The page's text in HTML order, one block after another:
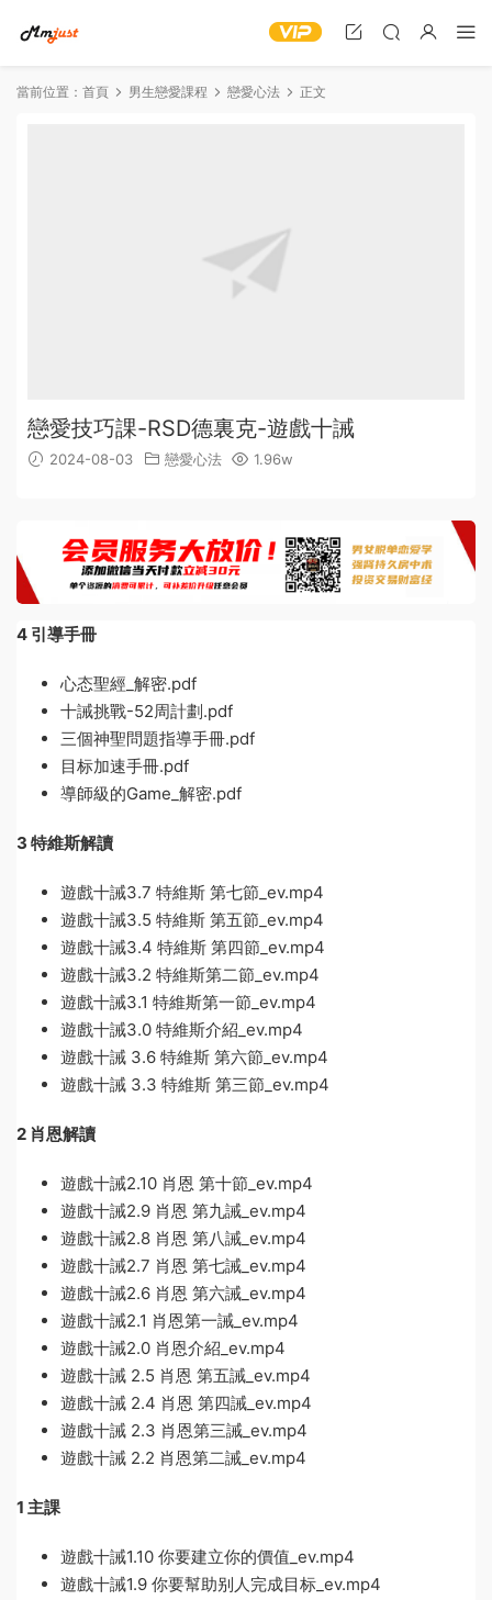
當前位置： 首頁 男生戀愛課程 戀愛心法 正文
戀愛技巧課-RSD德裏克-遊戲十誡
2024-08-03 戀愛心法 1.96w
4 引導手冊
心态聖經_解密.pdf
十誡挑戰-52周計劃.pdf
三個神聖問題指導手冊.pdf
目标加速手冊.pdf
導師級的Game_解密.pdf
3 特維斯解讀
遊戲十誡3.7 特維斯 第七節_ev.mp4
遊戲十誡3.5 特維斯 第五節_ev.mp4
遊戲十誡3.4 特維斯 第四節_ev.mp4
遊戲十誡3.2 特維斯第二節_ev.mp4
遊戲十誡3.1 特維斯第一節_ev.mp4
遊戲十誡3.0 特維斯介紹_ev.mp4
遊戲十誡 3.6 特維斯 第六節_ev.mp4
遊戲十誡 3.3 特維斯 第三節_ev.mp4
2 肖恩解讀
遊戲十誡2.10 肖恩 第十節_ev.mp4
遊戲十誡2.9 肖恩 第九誡_ev.mp4
遊戲十誡2.8 肖恩 第八誡_ev.mp4
遊戲十誡2.7 肖恩 第七誡_ev.mp4
遊戲十誡2.6 肖恩 第六誡_ev.mp4
遊戲十誡2.1 肖恩第一誡_ev.mp4
遊戲十誡2.0 肖恩介紹_ev.mp4
遊戲十誡 2.5 肖恩 第五誡_ev.mp4
遊戲十誡 2.4 肖恩 第四誡_ev.mp4
遊戲十誡 2.3 肖恩第三誡_ev.mp4
遊戲十誡 2.2 肖恩第二誡_ev.mp4
1 主課
遊戲十誡1.10 你要建立你的價值_ev.mp4
遊戲十誡1.9 你要幫助别人完成目标_ev.mp4